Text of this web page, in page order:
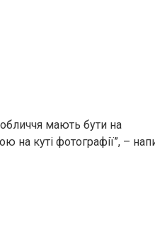
мають бути на
на куті фотографії”, –